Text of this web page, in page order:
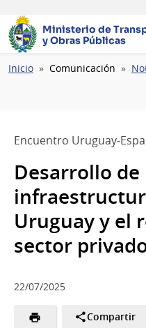
Ministerio de
y Obras Públicas
Ruta
Inicio Comunicación
Encuentro Uruguay-
Desarrollo de
Uruguay y el
sector
22/07/2025
Compartir